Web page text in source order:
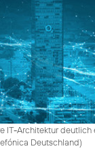
IT-Architektur deutlich
Deutschland)